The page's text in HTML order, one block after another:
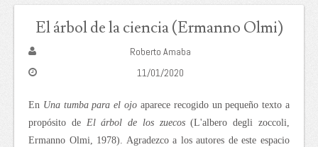
El árbol de la ciencia (Ermanno Olmi)
Roberto Amaba
11/01/2020
En Una tumba para el ojo aparece recogido un pequeño texto a
propósito de El árbol de los zuecos(L'albero degli zoccoli,
Ermanno Olmi, 1978). Agradezco a los autores de este espacio